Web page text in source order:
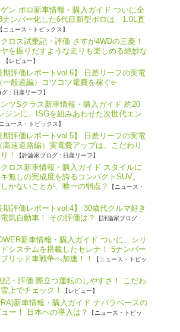
ン ポロ新車情報・購入ガイド ついに全
ンバー化した6代目新型ポロは、1.0L直
【ニュース・トピックス】
ロス試乗記・評価 さすが4WDの三菱！
を振りだすような走りも楽しめる絶妙な
【レビュー】
期評価レポートvol.6】 日差リーフの実電
一般道編）コツコツ電費を稼ぐe-
グ : 日産リーフ】
ツSクラス新車情報・購入ガイド 約20
ジンに、ISGを組みあわせた次世代エン
ニュース・トピックス】
期評価レポートvol.5】 日差リーフの実電
速道路編）実電費アップは、こだわり
！
【評論家ブログ : 日産リーフ】
ロス新車情報・購入ガイド スタイルに
無しの完成度を誇るコンパクトSUV。
かないことが、唯一の弱点？
【ニュース・
期評価レポートvol.4】 30歳代クルマ好き
気自動車！ その評価は？
【評論家ブログ :
新車情報・購入ガイド ついに、シリ
システムを搭載したセレナ！ 5ナンバー
リッド車戦争へ加速！！
【ニュース・トピッ
記・評価 際立つ運転のしやすさ！ こだわ
上でチェック！
【レビュー】
新車情報・購入ガイド ナバラベースの
ー！ 日本への導入は？
【ニュース・トピッ